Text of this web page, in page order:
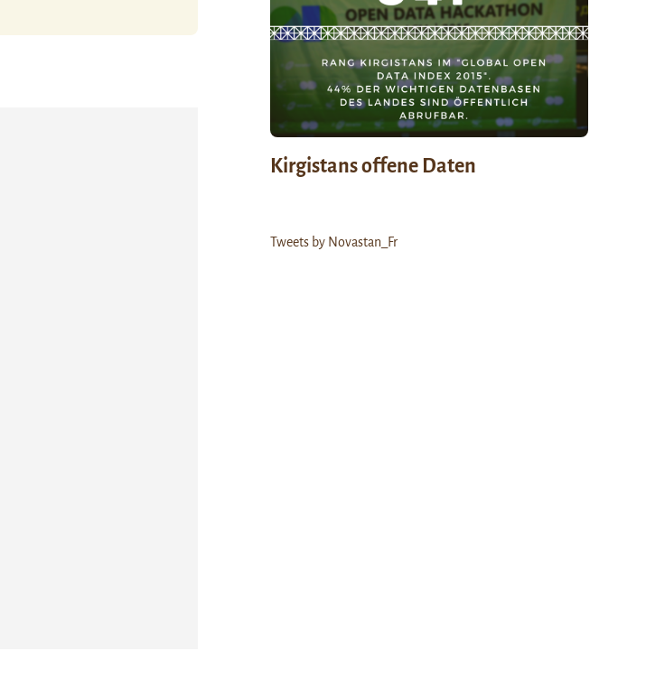
Kirgistans offene Daten
Tweets by Novastan_Fr